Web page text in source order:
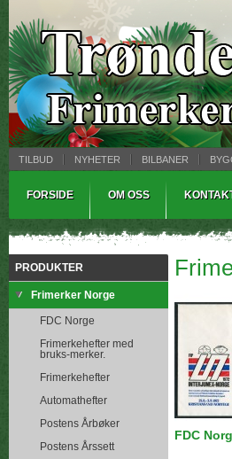
TILBUD NYHETER BILBANER
FORSIDE OM OSS
PRODUKTER
Frimerker Norge
FDC Norge
Frimerkehefter med
bruks-merker.
Frimerkehefter
Automathefter
Postens Årbøker
Postens Årssett
FDC